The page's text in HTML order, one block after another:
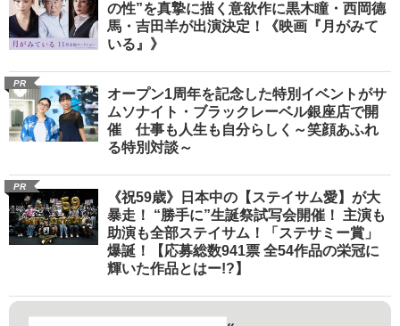
の性”を真摯に描く意欲作に黒木瞳・西岡德
馬・吉田羊が出演決定！《映画『月がみて
いる』》
PR
オープン1周年を記念した特別イベントがサ
ムソナイト・ブラックレーベル銀座店で開
催 仕事も人生も自分らしく～笑顔あふれ
る特別対談～
PR
《祝59歳》日本中の【ステイサム愛】が大
暴走！ “勝手に”生誕祭試写会開催！ 主演も
助演も全部ステイサム！「ステサミー賞」
爆誕！【応募総数941票 全54作品の栄冠に
輝いた作品とはー!?】